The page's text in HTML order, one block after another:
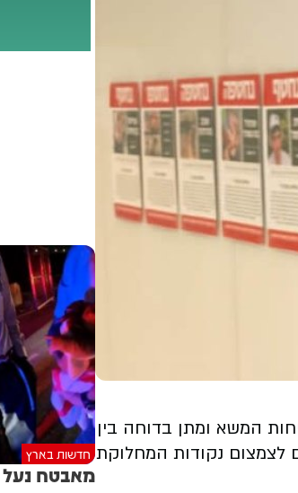
המשא ומתן בדוחה בין
לצמצום נקודות המחלוקת חדשות בארץ
מאבטח נעל